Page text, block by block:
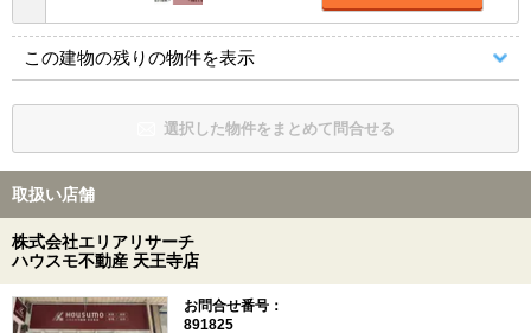
この建物の残りの物件を表示
選択した物件をまとめて問合せる
取扱い店舗
株式会社エリアリサーチ
ハウスモ不動産 天王寺店
お問合せ番号：
891825